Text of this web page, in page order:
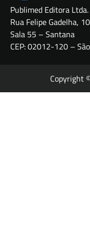
Publimed Editora Ltda.
Rua Felipe Gadelha,
Sala 55 – Santana
CEP: 02012-120 –
Copyright